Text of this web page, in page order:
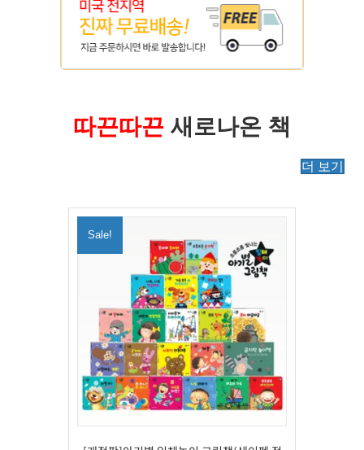
따끈따끈 새로나온 책
더 보기
Sale!